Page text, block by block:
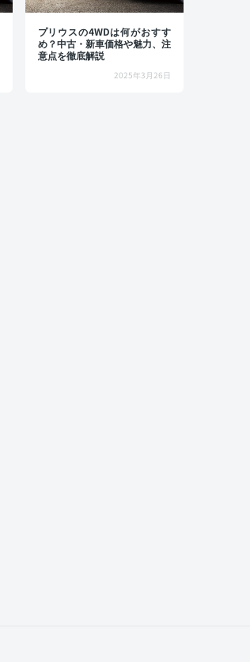
プリウスの4WDは何がおすす
め？中古・新車価格や魅力、注
意点を徹底解説
2025年3月26日